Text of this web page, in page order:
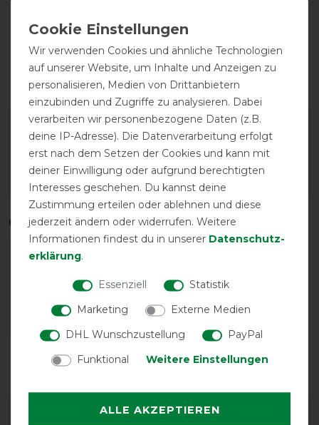
wasserdicht
Herstellergarantie
Wasch- und Pflegehinweis
Qualitätsstufen
Wir verwenden Cookies und ähnliche Technologien
auf unserer Website, um Inhalte und Anzeigen zu
personalisieren, Medien von Drittanbietern
einzubinden und Zugriffe zu analysieren. Dabei
verarbeiten wir personenbezogene Daten (z.B.
deine IP-Adresse). Die Datenverarbeitung erfolgt
erst nach dem Setzen der Cookies und kann mit
deiner Einwilligung oder aufgrund berechtigten
Interesses geschehen. Du kannst deine
Zustimmung erteilen oder ablehnen und diese
jederzeit ändern oder widerrufen. Weitere
Informationen findest du in unserer Daten­schutz­
erklärung.
Essenziell
Statistik
Marketing
Externe Medien
DHL Wunschzustellung
PayPal
Funktional
Weitere Einstellungen
ALLE AKZEPTIEREN